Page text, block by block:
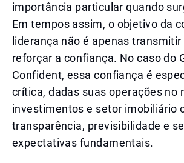
importância particular quando
Em tempos assim, o objetivo da
liderança não é apenas
reforçar a confiança. No caso do
Confident, essa confiança é
crítica, dadas suas operações no
investimentos e setor imobiliário
transparência, previsibilidade e
expectativas fundamentais.